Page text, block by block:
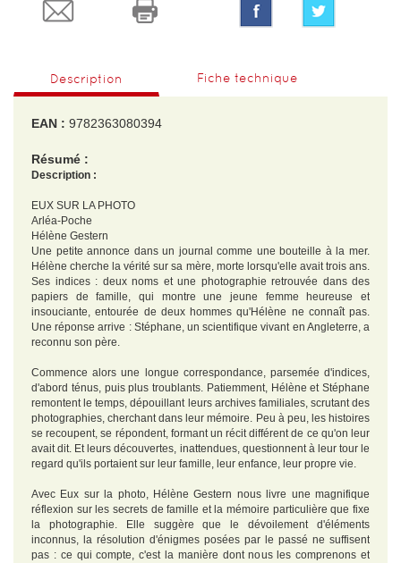
Description Fiche technique
EAN : 9782363080394
Résumé :
Description :
EUX SUR LA PHOTO
Arléa-Poche
Hélène Gestern
Une petite annonce dans un journal comme une bouteille à la mer.
Hélène cherche la vérité sur sa mère, morte lorsqu'elle avait trois ans.
Ses indices : deux noms et une photographie retrouvée dans des
papiers de famille, qui montre une jeune femme heureuse et
insouciante, entourée de deux hommes qu'Hélène ne connaît pas.
Une réponse arrive : Stéphane, un scientifique vivant en Angleterre, a
reconnu son père.
Commence alors une longue correspondance, parsemée d'indices,
d'abord ténus, puis plus troublants. Patiemment, Hélène et Stéphane
remontent le temps, dépouillant leurs archives familiales, scrutant des
photographies, cherchant dans leur mémoire. Peu à peu, les histoires
se recoupent, se répondent, formant un récit différent de ce qu'on leur
avait dit. Et leurs découvertes, inattendues, questionnent à leur tour le
regard qu'ils portaient sur leur famille, leur enfance, leur propre vie.
Avec Eux sur la photo, Hélène Gestern nous livre une magnifique
réflexion sur les secrets de famille et la mémoire particulière que fixe
la photographie. Elle suggère que le dévoilement d'éléments
inconnus, la résolution d'énigmes posées par le passé ne suffisent
pas : ce qui compte, c'est la manière dont nous les comprenons et